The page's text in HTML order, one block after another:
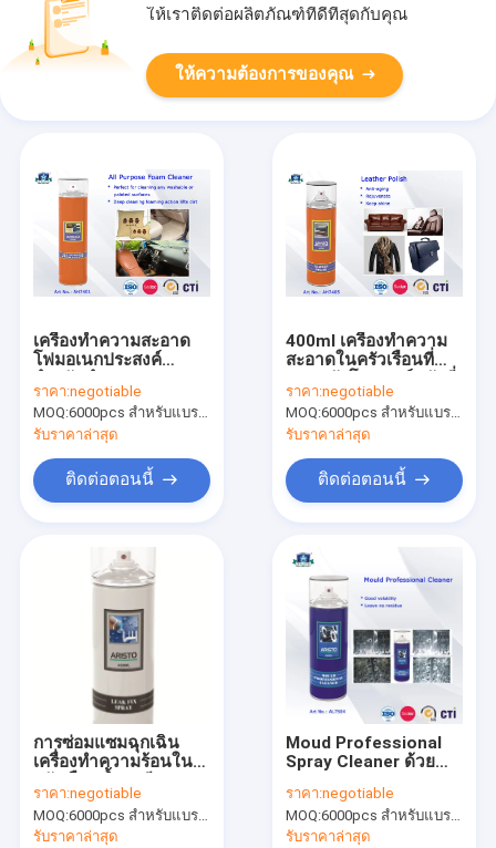
ให้เราติดต่อผลิตภัณฑ์ที่ดีที่สุดกับคุณ
ให้ความต้องการของคุณ
เครื่องทำความสะอาด
โฟมอเนกประสงค์
บ้าน
ราคา:negotiable
MOQ:6000pcs สำหรับแบรนด์ Aristo, 15000 ชิ้นสำหรับแบรนด์ลูกค้า
รับราคาล่าสุด
ติดต่อตอนนี้
400ml เครื่องทำความ
สะอาดในครัวเรือนที่
มีความสามารถในการ
ซึมผ่านและความ
ต้านทานต่อสภาพ
อากาศ
ราคา:negotiable
MOQ:6000pcs สำหรับแบรนด์ Aristo, 15000 ชิ้นสำหรับแบรนด์ลูกค้า
รับราคาล่าสุด
ติดต่อตอนนี้
การซ่อมแซมฉุกเฉิน
เครื่องทำความร้อนใน
ยืดหยุ่น SGS
ราคา:negotiable
MOQ:6000pcs สำหรับแบรนด์ Aristo, 15000 ชิ้นสำหรับแบรนด์ลูกค้า
รับราคาล่าสุด
Moud Professional
Spray Cleaner ด้วย
ผลิตภัณฑ์ทำความ
สะอาดรถยนต์เป็นมิตร
กับสิ่งแวดล้อม
ราคา:negotiable
MOQ:6000pcs สำหรับแบรนด์ Aristo, 15000 ชิ้นสำหรับแบรนด์ลูกค้า
รับราคาล่าสุด